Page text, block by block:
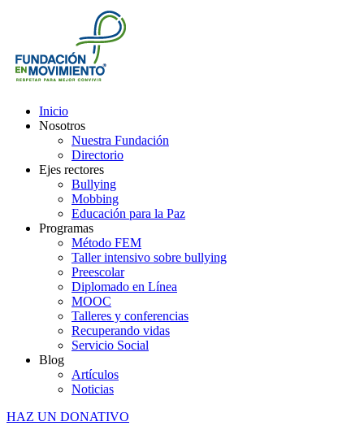
Inicio
Nosotros
Nuestra Fundación
Directorio
Ejes rectores
Bullying
Mobbing
Educación para la Paz
Programas
Método FEM
Taller intensivo sobre bullying
Preescolar
Diplomado en Línea
MOOC
Talleres y conferencias
Recuperando vidas
Servicio Social
Blog
Artículos
Noticias
HAZ UN DONATIVO